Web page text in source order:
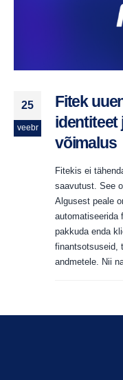
25
veebr
Fitek
identiteet
võimalus
Fitekis ei
saavutust. See
Algusest peale
automatiseerida
pakkuda enda
finantsotsuseid,
andmetele. Nii